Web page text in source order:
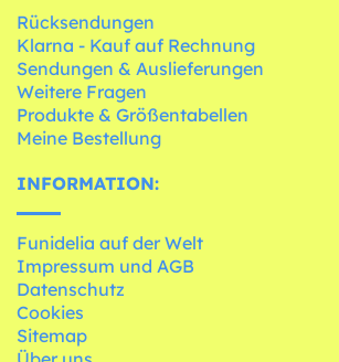
Rücksendungen
Klarna - Kauf auf Rechnung
Sendungen & Auslieferungen
Weitere Fragen
Produkte & Größentabellen
Meine Bestellung
INFORMATION:
Funidelia auf der Welt
Impressum und AGB
Datenschutz
Cookies
Sitemap